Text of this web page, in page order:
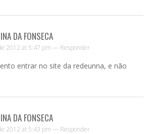
DA FONSECA
2012 at 5:47 pm — Responder
entrar no site da redeunna, e não
DA FONSECA
2012 at 5:43 pm — Responder